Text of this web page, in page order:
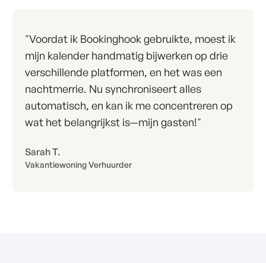
"Voordat ik Bookinghook gebruikte, moest ik
mijn kalender handmatig bijwerken op drie
verschillende platformen, en het was een
nachtmerrie. Nu synchroniseert alles
automatisch, en kan ik me concentreren op
wat het belangrijkst is—mijn gasten!"
Sarah T.
Vakantiewoning Verhuurder